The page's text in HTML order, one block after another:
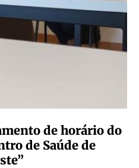
de horário do
de Saúde de